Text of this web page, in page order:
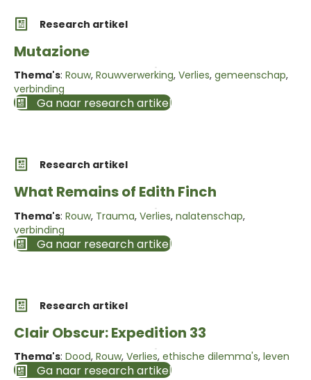
Research artikel
Mutazione
Thema's: Rouw, Rouwverwerking, Verlies, gemeenschap,
verbinding
Ga naar research artikel
Research artikel
What Remains of Edith Finch
Thema's: Rouw, Trauma, Verlies, nalatenschap,
verbinding
Ga naar research artikel
Research artikel
Clair Obscur: Expedition 33
Thema's: Dood, Rouw, Verlies, ethische dilemma's, leven
Ga naar research artikel